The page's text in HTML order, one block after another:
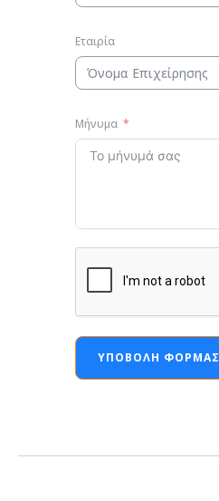
Εταιρία
Μήνυμα
ΥΠΟΒΟΛΉ ΦΌΡΜΑΣ